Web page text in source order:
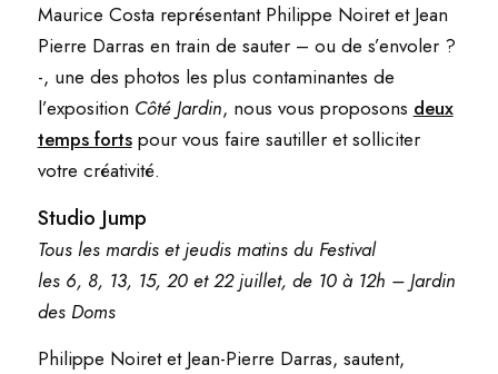
Maurice Costa représentant Philippe Noiret et Jean
Pierre Darras en train de sauter – ou de s’envoler ?
-, une des photos les plus contaminantes de
l’exposition Côté Jardin, nous vous proposons deux
temps fortspour vous faire sautiller et solliciter
votre créativité.
Studio Jump
Tous les mardis et jeudis matins du Festival
les 6, 8, 13, 15, 20 et 22 juillet, de 10 à 12h – Jardin
des Doms
Philippe Noiret et Jean-Pierre Darras, sautent,